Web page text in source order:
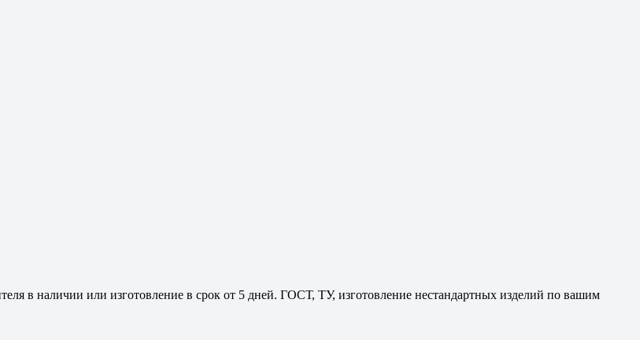
в наличии или изготовление в срок от 5 дней. ГОСТ, ТУ, изготовление нестандартных изделий по вашим